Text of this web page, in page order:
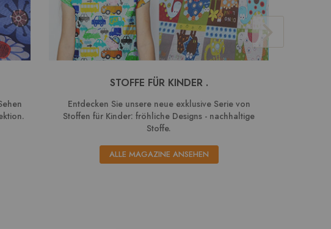
STOFFE FÜR KINDER .
Entdecken Sie unsere neue exklusive Serie von
Stoffen für Kinder: fröhliche Designs - nachhaltige
Stoffe.
ALLE MAGAZINE ANSEHEN